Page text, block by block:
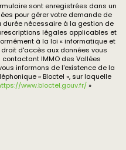
sont enregistrées dans un
pour gérer votre demande de
durée nécessaire à la gestion de
légales applicables et
à la loi « informatique et
droit d'accès aux données vous
IMMO des Vallées
informons de l'existence de la
« Bloctel », sur laquelle
www.bloctel.gouv.fr/»